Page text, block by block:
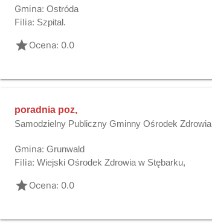
Gmina: Ostróda
Filia: Szpital.
gradeOcena: 0.0
poradnia poz,
Samodzielny Publiczny Gminny Ośrodek Zdrowia
Gmina: Grunwald
Filia: Wiejski Ośrodek Zdrowia w Stębarku,
gradeOcena: 0.0